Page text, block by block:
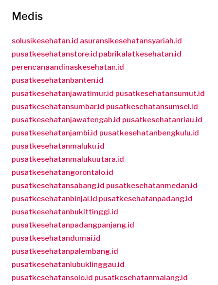
Medis
solusikesehatan.id asuransikesehatansyariah.id
pusatkesehatanstore.id pabrikalatkesehatan.id
perencanaandinaskesehatan.id
pusatkesehatanbanten.id
pusatkesehatanjawatimur.id pusatkesehatansumut.id
pusatkesehatansumbar.id pusatkesehatansumsel.id
pusatkesehatanjawatengah.id pusatkesehatanriau.id
pusatkesehatanjambi.id pusatkesehatanbengkulu.id
pusatkesehatanmaluku.id
pusatkesehatanmalukuutara.id
pusatkesehatangorontalo.id
pusatkesehatansabang.id pusatkesehatanmedan.id
pusatkesehatanbinjai.id pusatkesehatanpadang.id
pusatkesehatanbukittinggi.id
pusatkesehatanpadangpanjang.id
pusatkesehatandumai.id
pusatkesehatanpalembang.id
pusatkesehatanlubuklinggau.id
pusatkesehatansolo.id pusatkesehatanmalang.id